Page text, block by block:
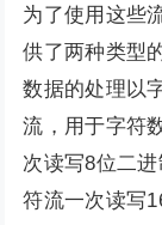
为了使用这些
供了两种类型
数据的处理以
流，用于字符
次读写8位二
符流一次读写